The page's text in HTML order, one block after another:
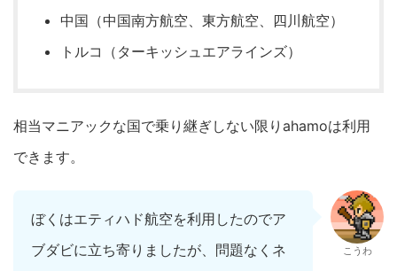
中国（中国南方航空、東方航空、四川航空）
トルコ（ターキッシュエアラインズ）
相当マニアックな国で乗り継ぎしない限りahamoは利用
できます。
ぼくはエティハド航空を利用したのでア
ブダビに立ち寄りましたが、問題なくネ
こうわ